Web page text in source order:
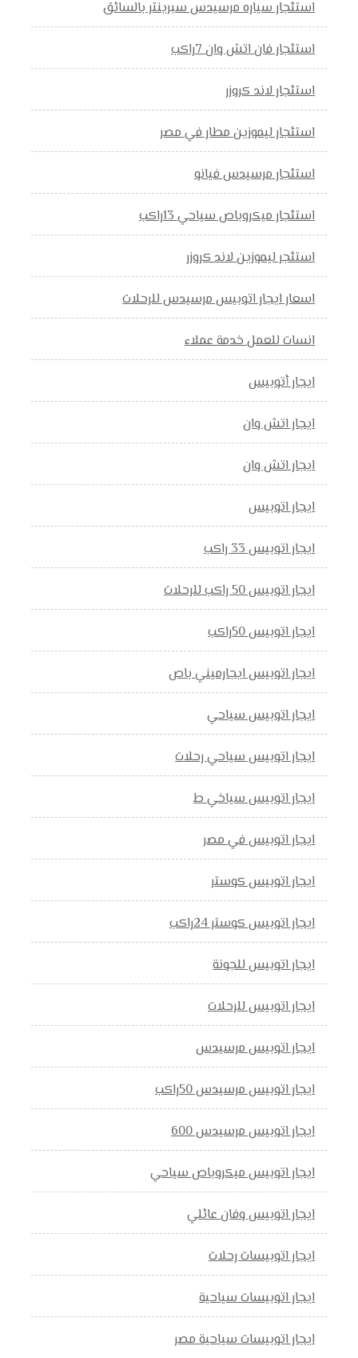
استئجار سياره مرسيدس سبرينتر بالسائق
استئجار فان اتش وان 7راكب
استئجار لاند كروزر
استئجار ليموزين مطار في مصر
استئجار مرسيدس فيانو
استئجار ميكروباص سياحي 13راكب
استئجر ليموزين لاند كروزر
اسعار ايجار اتوبيس مرسيدس للرحلات
انسات للعمل خدمة عملاء
ايجار أتوبيس
ايجار اتش وان
ايجار اتش وان
ايجار اتوبيس
ايجار اتوبيس 33 راكب
ايجار اتوبيس 50 راكب للرحلات
ايجار اتوبيس 50راكب
ايجار اتوبيس ايجارميني باص
ايجار اتوبيس سياحي
ايجار اتوبيس سياحي رحلات
ايجار اتوبيس سياخي ط
ايجار اتوبيس في مصر
ايجار اتوبيس كوستر
ايجار اتوبيس كوستر 24راكب
ايجار اتوبيس للجونة
ايجار اتوبيس للرحلات
ايجار اتوبيس مرسيدس
ايجار اتوبيس مرسيدس 50راكب
ايجار اتوبيس مرسيدس 600
ايجار اتوبيس ميكروباص سياحي
ايجار اتوبيس وفان عائلي
ايجار اتوبيسات رحلات
ايجار اتوبيسات سياحية
ايجار اتوبيسات سياحية مصر